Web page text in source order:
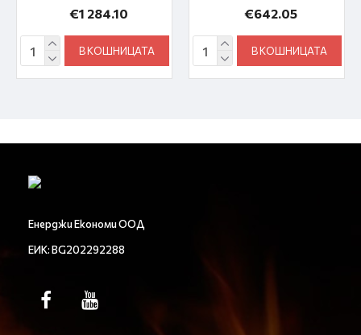
€1 284.10
В КОШНИЦАТА
€642.05
В КОШНИЦАТА
Енерджи Економи ООД
ЕИК: BG202292288